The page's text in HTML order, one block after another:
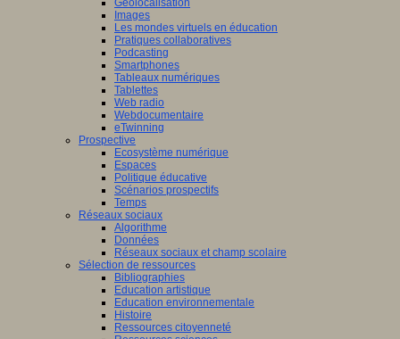
Géolocalisation
Images
Les mondes virtuels en éducation
Pratiques collaboratives
Podcasting
Smartphones
Tableaux numériques
Tablettes
Web radio
Webdocumentaire
eTwinning
Prospective
Ecosystème numérique
Espaces
Politique éducative
Scénarios prospectifs
Temps
Réseaux sociaux
Algorithme
Données
Réseaux sociaux et champ scolaire
Sélection de ressources
Bibliographies
Education artistique
Education environnementale
Histoire
Ressources citoyenneté